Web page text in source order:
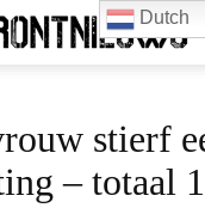
stierf
– totaal
Dutch